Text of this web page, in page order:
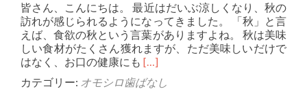
皆さん、こんにちは。 最近はだいぶ涼しくなり、秋の
訪れが感じられるようになってきました。 「秋」と言
えば、食欲の秋という言葉がありますよね。 秋は美味
しい食材がたくさん獲れますが、ただ美味しいだけで
はなく、お口の健康にも Read more about 口内の健康に
[…]
カテゴリー: オモシロ歯ばなし